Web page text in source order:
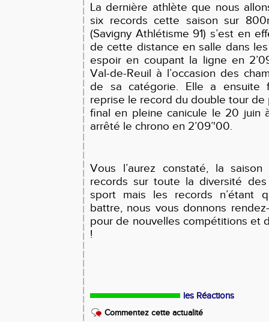
La dernière athlète que nous
six records cette saison sur
(Savigny Athlétisme 91) s’est en
de cette distance en salle dans
espoir en coupant la ligne en
Val-de-Reuil à l’occasion des
de sa catégorie. Elle a ensuite
reprise le record du double tour de
final en pleine canicule le 20 juin
arrêté le chrono en 2’09’'00.
Vous l’aurez constaté, la
records sur toute la diversité
sport mais les records n’étant
battre, nous vous donnons
pour de nouvelles compétitions et
!
les Réactions
Commentez cette actualité